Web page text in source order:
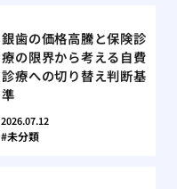
銀歯の価格高騰と保険診
療の限界から考える自費
診療への切り替え判断基
準
2026.07.12
未分類